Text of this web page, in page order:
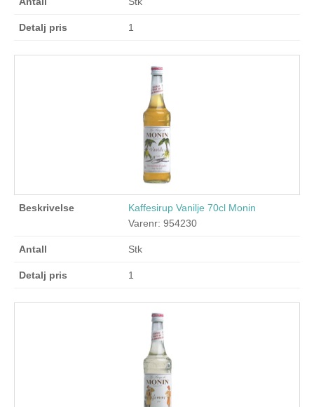
1
Kaffesirup Vanilje 70cl Monin
Varenr: 954230
Stk
1